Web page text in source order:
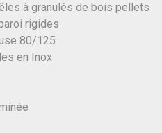
à granulés de bois pellets
rigides
80/125
en Inox